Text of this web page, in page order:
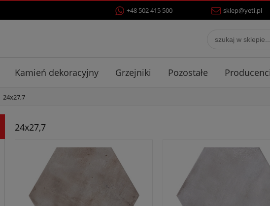
+48 502 415 500 sklep@yeti.pl
Kamień dekoracyjny Grzejniki Pozostałe Producenci
24x27,7
24x27,7